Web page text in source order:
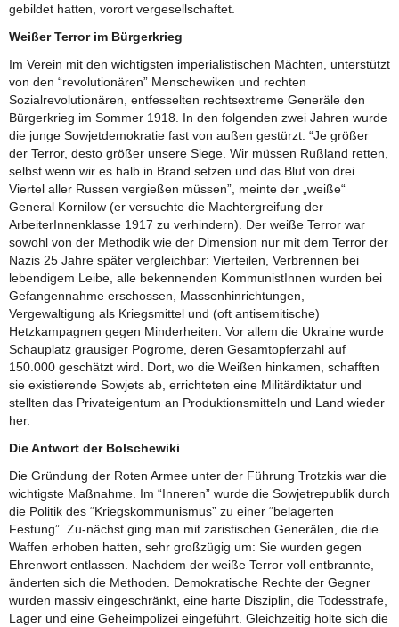
gebildet hatten, vorort vergesellschaftet.
Weißer Terror im Bürgerkrieg
Im Verein mit den wichtigsten imperialistischen Mächten, unterstützt
von den “revolutionären” Menschewiken und rechten
Sozialrevolutionären, entfesselten rechtsextreme Generäle den
Bürgerkrieg im Sommer 1918. In den folgenden zwei Jahren wurde
die junge Sowjetdemokratie fast von außen gestürzt. “Je größer
der Terror, desto größer unsere Siege. Wir müssen Rußland retten,
selbst wenn wir es halb in Brand setzen und das Blut von drei
Viertel aller Russen vergießen müssen”, meinte der „weiße“
General Kornilow (er versuchte die Machtergreifung der
ArbeiterInnenklasse 1917 zu verhindern). Der weiße Terror war
sowohl von der Methodik wie der Dimension nur mit dem Terror der
Nazis 25 Jahre später vergleichbar: Vierteilen, Verbrennen bei
lebendigem Leibe, alle bekennenden KommunistInnen wurden bei
Gefangennahme erschossen, Massenhinrichtungen,
Vergewaltigung als Kriegsmittel und (oft antisemitische)
Hetzkampagnen gegen Minderheiten. Vor allem die Ukraine wurde
Schauplatz grausiger Pogrome, deren Gesamtopferzahl auf
150.000 geschätzt wird. Dort, wo die Weißen hinkamen, schafften
sie existierende Sowjets ab, errichteten eine Militärdiktatur und
stellten das Privateigentum an Produktionsmitteln und Land wieder
her.
Die Antwort der Bolschewiki
Die Gründung der Roten Armee unter der Führung Trotzkis war die
wichtigste Maßnahme. Im “Inneren” wurde die Sowjetrepublik durch
die Politik des “Kriegskommunismus” zu einer “belagerten
Festung”. Zu-nächst ging man mit zaristischen Generälen, die die
Waffen erhoben hatten, sehr großzügig um: Sie wurden gegen
Ehrenwort entlassen. Nachdem der weiße Terror voll entbrannte,
änderten sich die Methoden. Demokratische Rechte der Gegner
wurden massiv eingeschränkt, eine harte Disziplin, die Todesstrafe,
Lager und eine Geheimpolizei eingeführt. Gleichzeitig holte sich die